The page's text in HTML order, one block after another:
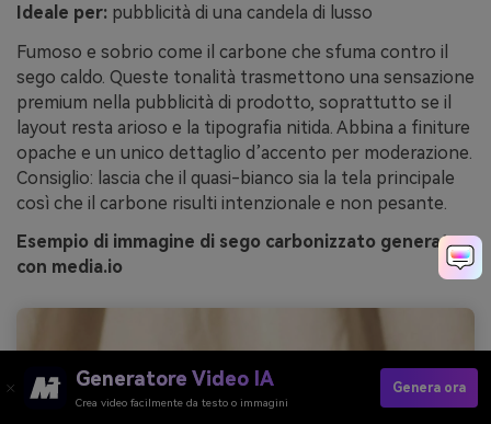
Ideale per: pubblicità di una candela di lusso
Fumoso e sobrio come il carbone che sfuma contro il
sego caldo. Queste tonalità trasmettono una sensazione
premium nella pubblicità di prodotto, soprattutto se il
layout resta arioso e la tipografia nitida. Abbina a finiture
opache e un unico dettaglio d’accento per moderazione.
Consiglio: lascia che il quasi-bianco sia la tela principale
così che il carbone risulti intenzionale e non pesante.
Esempio di immagine di sego carbonizzato generata
con media.io
Generatore Video IA
Crea video facilmente da testo o immagini
Genera ora